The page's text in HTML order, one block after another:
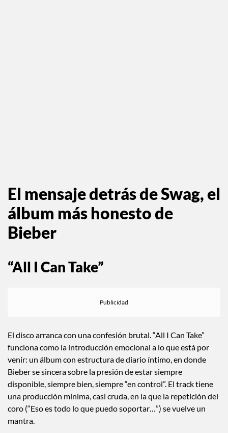
El mensaje detrás de Swag, el
álbum más honesto de
Bieber
“All I Can Take”
El disco arranca con una confesión brutal. “All I Can Take”
funciona como la introducción emocional a lo que está por
venir: un álbum con estructura de diario íntimo, en donde
Bieber se sincera sobre la presión de estar siempre
disponible, siempre bien, siempre “en control”. El track tiene
una producción mínima, casi cruda, en la que la repetición del
coro (“Eso es todo lo que puedo soportar…”) se vuelve un
mantra.